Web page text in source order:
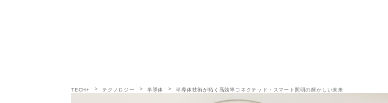
TECH+ テクノロジー 半導体 半導体技術が拓く高効率コネクテッド・スマート照明の輝かしい未来